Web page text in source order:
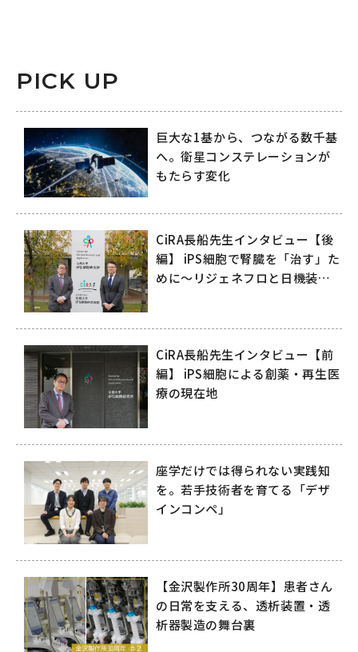
PICK UP
巨大な1基から、つながる数千基
へ。衛星コンステレーションが
もたらす変化
CiRA長船先生インタビュー【後
編】 iPS細胞で腎臓を「治す」た
めに～リジェネフロと日機装が
CiRA長船先生インタビュー【前
編】 iPS細胞による創薬・再生医
療の現在地
座学だけでは得られない実践知
を。若手技術者を育てる「デザ
インコンペ」
【金沢製作所30周年】患者さん
の日常を支える、透析装置・透
析器製造の舞台裏